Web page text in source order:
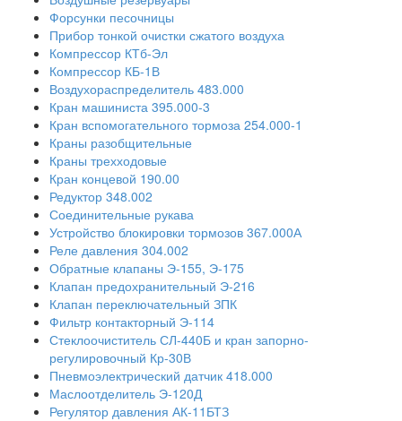
Форсунки песочницы
Прибор тонкой очистки сжатого воздуха
Компрессор КТб-Эл
Компрессор КБ-1В
Воздухораспределитель 483.000
Кран машиниста 395.000-3
Кран вспомогательного тормоза 254.000-1
Краны разобщительные
Краны трехходовые
Кран концевой 190.00
Редуктор 348.002
Соединительные рукава
Устройство блокировки тормозов 367.000А
Реле давления 304.002
Обратные клапаны Э-155, Э-175
Клапан предохранительный Э-216
Клапан переключательный ЗПК
Фильтр контакторный Э-114
Стеклоочиститель СЛ-440Б и кран запорно-
регулировочный Кр-30В
Пневмоэлектрический датчик 418.000
Маслоотделитель Э-120Д
Регулятор давления АК-11БТЗ